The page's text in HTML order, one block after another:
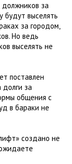
за
будут выселять
за городом,
Но ведь
выселять не
поставлен
долги за
общения с
в бараки не
создано не